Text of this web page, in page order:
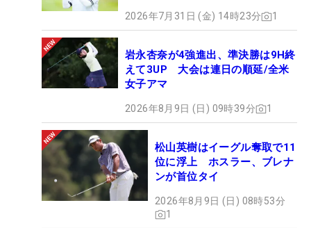
2026年7月31日 (金) 14時23分 1
岩永杏奈が4強進出、準決勝は9H終
えて3UP 大会は連日の順延/全米
女子アマ
2026年8月9日 (日) 09時39分 1
松山英樹はイーグル奪取で11
位に浮上 ホスラー、ブレナ
ンが首位タイ
2026年8月9日 (日) 08時53分
1